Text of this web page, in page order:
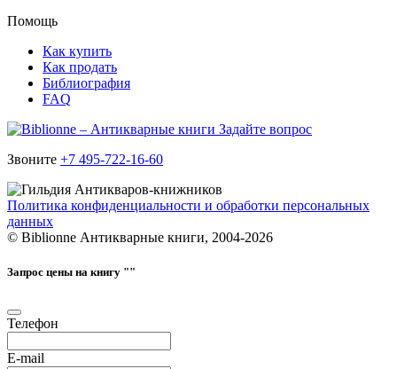
Помощь
Как купить
Как продать
Библиография
FAQ
Задайте вопрос
Звоните +7 495-722-16-60
Политика конфиденциальности и обработки персональных
данных
© Biblionne Антикварные книги, 2004-2026
Запрос цены на книгу ""
Телефон
E-mail